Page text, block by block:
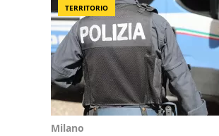
TERRITORIO
Milano